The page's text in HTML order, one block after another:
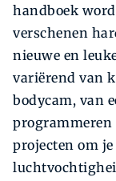
handboek
verschenen
nieuwe en
variërend van
bodycam, van
programmeren
projecten om